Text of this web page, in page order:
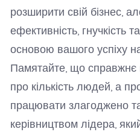
розширити свій бізнес,
ефективність, гнучкість
основою вашого успіху
Памятайте, що
про кількість людей, а
працювати злагоджено
керівництвом лідера,